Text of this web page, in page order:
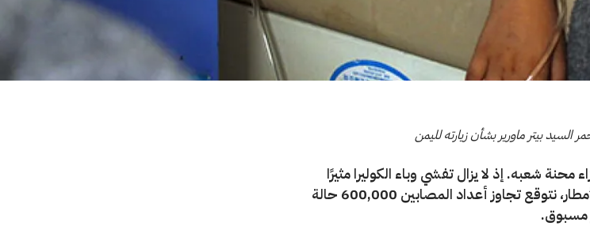
السيد بيتر ماورير بشأن زيارته لليمن
محنة شعبه. إذ لا يزال تفشي وباء الكوليرا مثيرًا
للمخاوف. ومع اقتراب موسم الأمطار، نتوقع تجاوز أعداد المصابين 600,000 حالة
مسبوق.